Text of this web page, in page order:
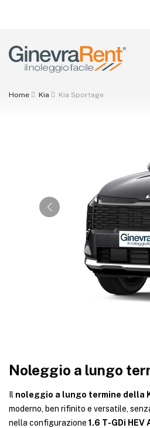
Search
Home Kia Kia Sportage
Noleggio a lungo
Il noleggio a lungo termine della
moderno, ben rifinito e versatile,
nella configurazione 1.6 T-GDi HEV